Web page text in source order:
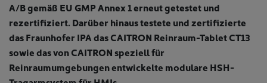
A/B gemäß EU GMP Annex 1 erneut getestet und
rezertifiziert. Darüber hinaus testete und zertifizierte
das Fraunhofer IPA das CAITRON Reinraum-Tablet CT13
sowie das von CAITRON speziell für
Reinraumumgebungen entwickelte modulare HSH-